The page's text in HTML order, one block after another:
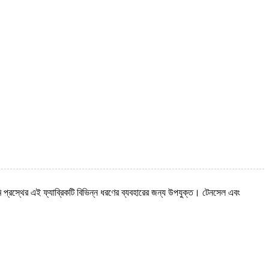
প্রস্থের এই ফ্যাব্রিকটি বিভিন্ন ধরণের ব্যবহারের জন্য উপযুক্ত। টেনসেল এবং